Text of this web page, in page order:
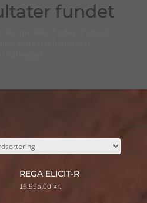
fundet
REGA ELICIT-R
16.995,00 kr.